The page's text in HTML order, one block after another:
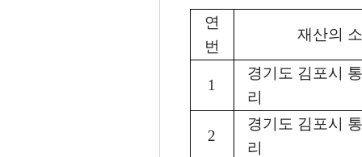
연
번
재산의
1
경기도 김포시
리
2
경기도 김포시
리